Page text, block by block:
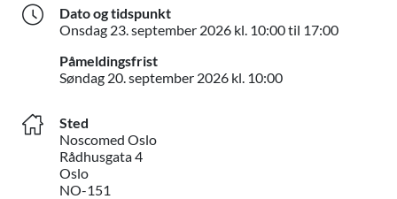
Dato og tidspunkt
Onsdag 23. september 2026 kl. 10:00 til 17:00Onsdag
Påmeldingsfrist
Søndag 20. september 2026 kl. 10:00Søndag 20.
Sted
Noscomed Oslo
Rådhusgata 4
Oslo
NO-151